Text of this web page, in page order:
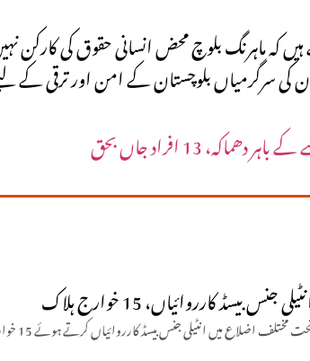
کہ ماہرنگ بلوچ محض انسانی حقوق کی کارکن
سرگرمیاں بلوچستان کے امن اور ترقی کے
13 افراد جاں بحق
سیکیورٹی فورسز